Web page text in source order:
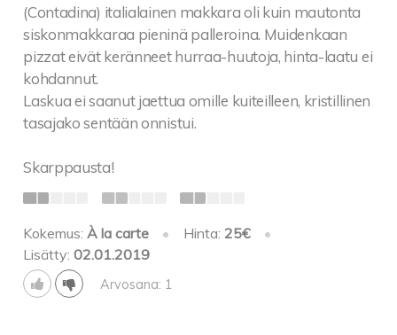
(Contadina) italialainen makkara oli kuin mautonta
siskonmakkaraa pieninä palleroina. Muidenkaan
pizzat eivät keränneet hurraa-huutoja, hinta-laatu ei
kohdannut.
Laskua ei saanut jaettua omille kuiteilleen, kristillinen
tasajako sentään onnistui.
Skarppausta!
Kokemus:À la carte • Hinta: 25€
•
Lisätty:02.01.2019
Arvosana: 1